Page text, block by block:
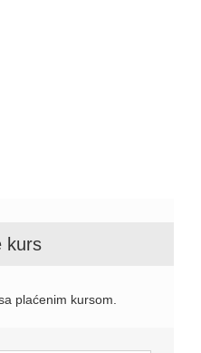
kurs
plaćenim kursom.